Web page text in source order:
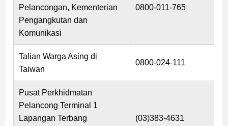
Pelancongan, Kementerian
Pengangkutan dan
Komunikasi
0800-011-765
Talian Warga Asing di
Taiwan
0800-024-111
Pusat Perkhidmatan
Pelancong Terminal 1
Lapangan Terbang
(03)383-4631